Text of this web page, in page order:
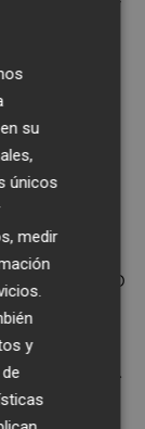
de
la
y
que no
a más de
la
previa
y el centro
de la
previa
tardanza.
su
únicos
medir
y